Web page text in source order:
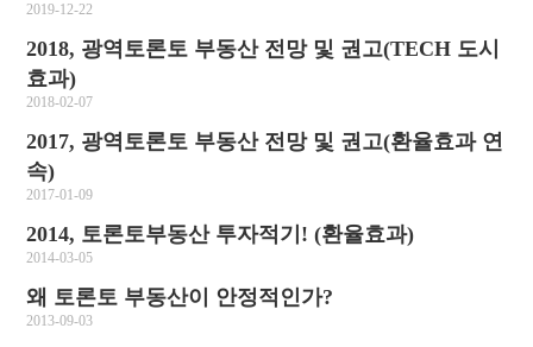
2019-12-22
2018, 광역토론토 부동산 전망 및 권고(TECH 도시
효과)
2018-02-07
2017, 광역토론토 부동산 전망 및 권고(환율효과 연
속)
2017-01-09
2014, 토론토부동산 투자적기! (환율효과)
2014-03-05
왜 토론토 부동산이 안정적인가?
2013-09-03